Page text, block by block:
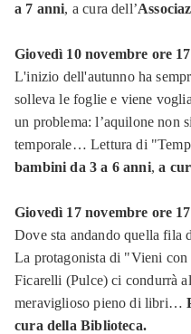
a 7 anni, a cura dell’
Giovedì 10 novembre ore
L'inizio dell'autunno ha
solleva le foglie e viene
un problema: l’aquilone non
temporale… Lettura di
bambini da 3 a 6 anni, a
Giovedì 17 novembre ore
Dove sta andando quella fila
La protagonista di "Vieni
Ficarelli (Pulce) ci condurrà
meraviglioso pieno di libri…
cura della Biblioteca.